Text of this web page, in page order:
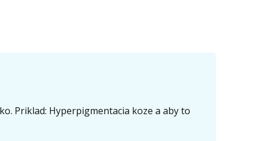
Priklad: Hyperpigmentacia koze a aby to